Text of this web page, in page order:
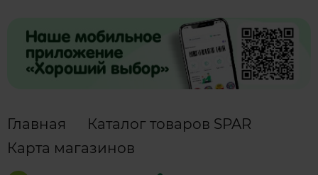
Главная
Каталог товаров SPAR
Карта магазинов